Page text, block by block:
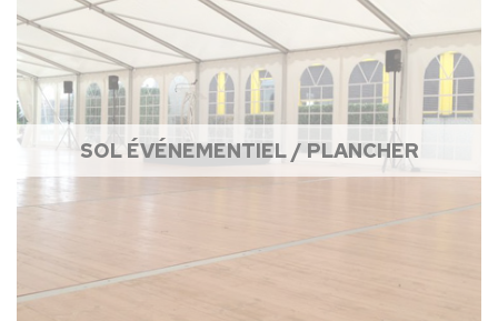
SOL ÉVÉNEMENTIEL / PLANCHER